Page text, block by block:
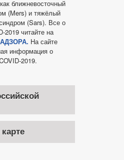
ближневосточный
(Mers) и тяжёлый
(Sars). Все о
2019 читайте на
На сайте
информация о
2019.